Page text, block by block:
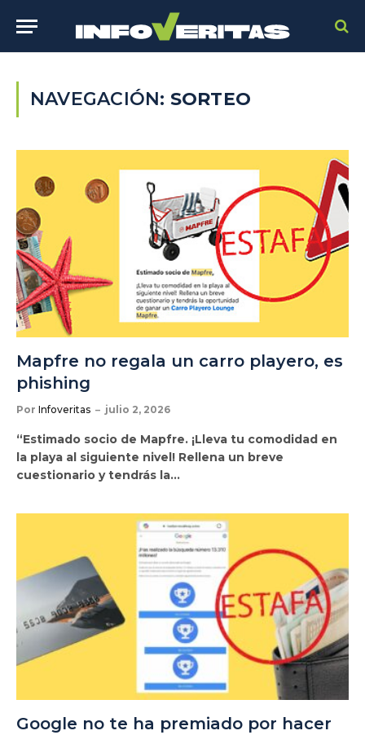
NAVEGACIÓN: SORTEO
Mapfre no regala un carro playero, es
phishing
Por Infoveritas julio 2, 2026
“Estimado socio de Mapfre. ¡Lleva tu comodidad en
la playa al siguiente nivel! Rellena un breve
cuestionario y tendrás la…
Google no te ha premiado por hacer